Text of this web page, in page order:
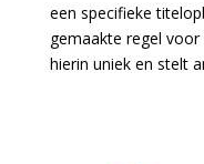
een specifieke
gemaakte regel
hierin uniek en stelt